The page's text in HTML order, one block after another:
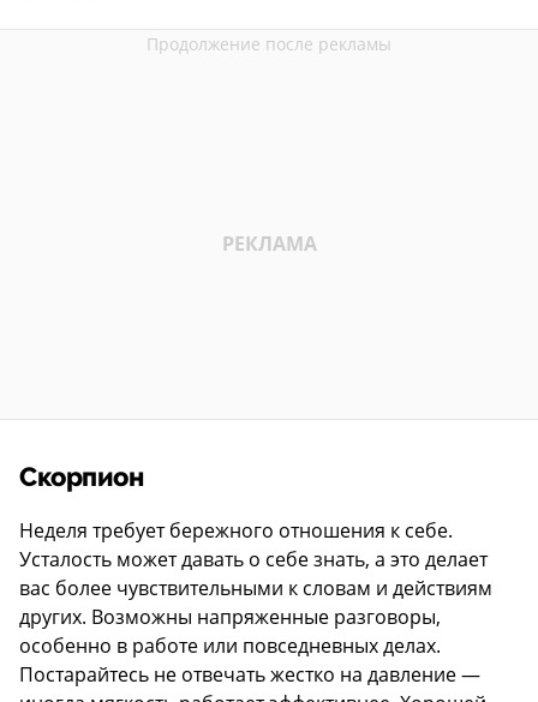
Скорпион
Неделя требует бережного отношения к себе.
Усталость может давать о себе знать, а это делает
вас более чувствительными к словам и действиям
других. Возможны напряженные разговоры,
особенно в работе или повседневных делах.
Постарайтесь не отвечать жестко на давление —